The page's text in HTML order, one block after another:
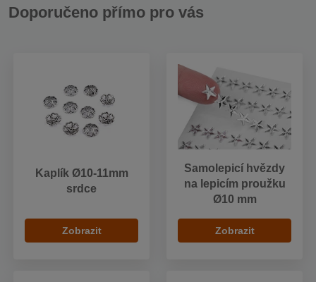
Doporučeno přímo pro vás
Kaplík Ø10-11mm
srdce
Zobrazit
Samolepicí hvězdy
na lepicím proužku
Ø10 mm
Zobrazit